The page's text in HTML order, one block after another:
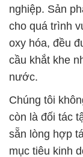
tương lai tươi
nghiêm ngặt
mang lại sản
hoặc vượt qua
Hãy chọn
đối tác của
sự thành
# Cty chuyên